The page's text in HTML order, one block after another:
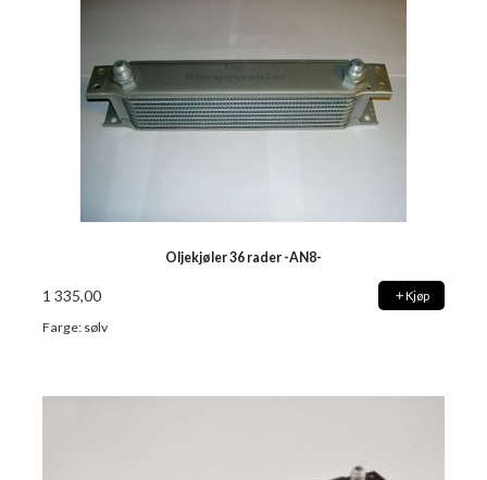
Oljekjøler 36 rader -AN8-
1 335,00 Kjøp
Farge: sølv